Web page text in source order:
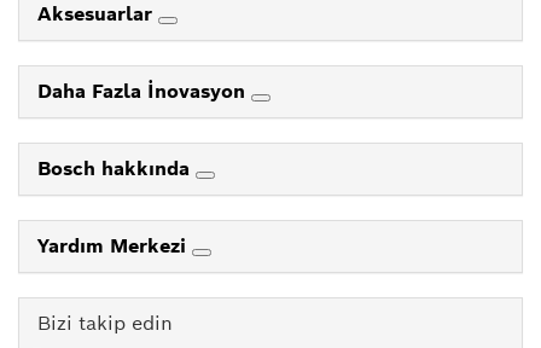
Aksesuarlar
Daha Fazla İnovasyon
Bosch hakkında
Yardım Merkezi
Bizi takip edin